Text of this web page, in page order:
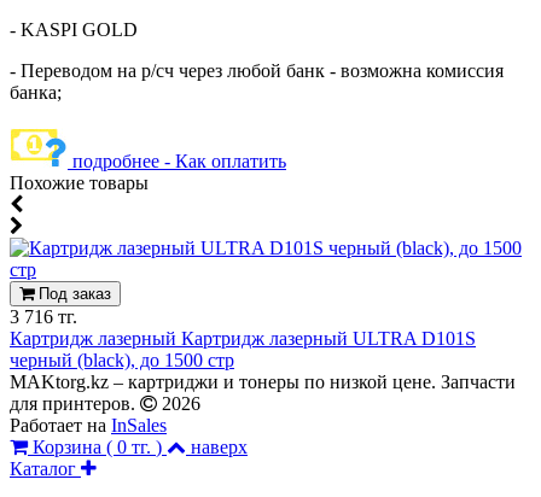
- KASPI GOLD
- Переводом на р/сч через любой банк - возможна комиссия
банка;
подробнее - Как оплатить
Похожие товары
Под заказ
3 716 тг.
Картридж лазерный Картридж лазерный ULTRA D101S
черный (black), до 1500 стр
MAKtorg.kz – картриджи и тонеры по низкой цене. Запчасти
для принтеров.
2026
Работает на InSales
Корзина ( 0 тг. )
наверх
Каталог